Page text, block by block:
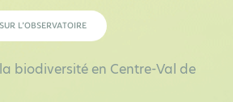
L’OBSERVATOIRE
biodiversité en Centre-Val de